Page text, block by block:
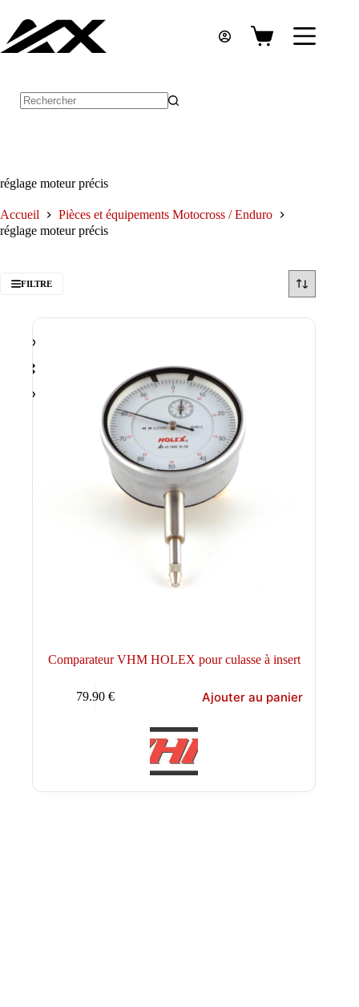
contenu
Panier
réglage moteur précis
Accueil
Pièces et équipements Motocross / Enduro
réglage moteur précis
FILTRE
Comparateur VHM HOLEX pour culasse à insert
79.90€ Ajouter au panier